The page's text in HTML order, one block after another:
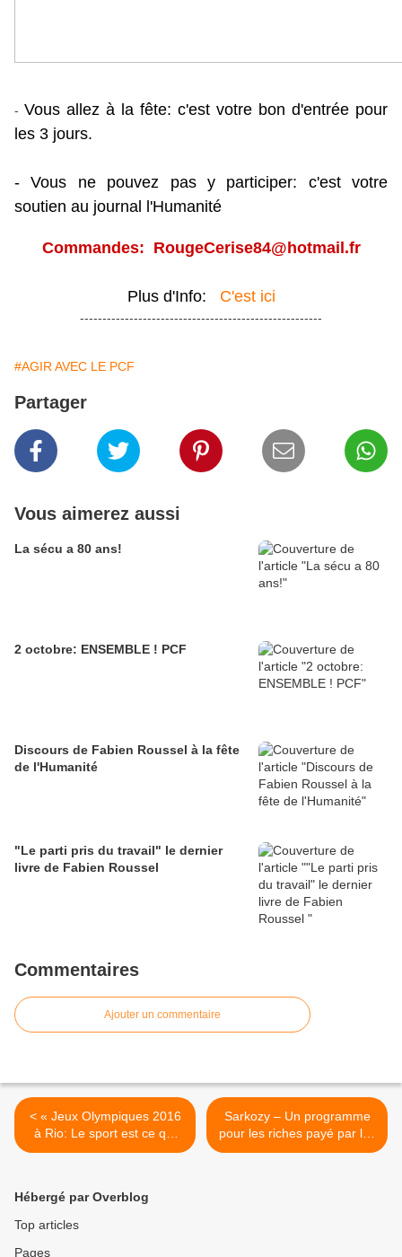
- Vous allez à la fête: c'est votre bon d'entrée pour
les 3 jours.
- Vous ne pouvez pas y participer: c'est votre
soutien au journal l'Humanité
Commandes: RougeCerise84@hotmail.fr
Plus d'Info: C'est ici
------------------------------------------------------
#AGIR AVEC LE PCF
Partager
Vous aimerez aussi
La sécu a 80 ans!
2 octobre: ENSEMBLE ! PCF
Discours de Fabien Roussel à la fête
de l'Humanité
"Le parti pris du travail" le dernier
livre de Fabien Roussel
Commentaires
Ajouter un commentaire
< « Jeux Olympiques 2016
à Rio: Le sport est ce qui
importe le moins »
Sarkozy – Un programme
pour les riches payé par les
pauvres >
Hébergé par Overblog
Top articles
Pages